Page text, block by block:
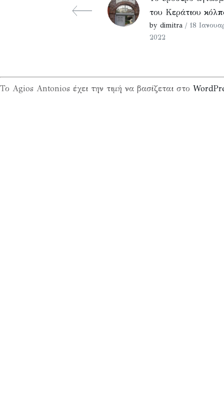
του Κεράτιου
by dimitra / 18
2022
Το Agios Antonios έχει την τιμή να βασίζεται στο